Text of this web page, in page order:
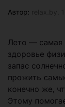
Автор:
Лето — самая
здоровье
запас
прожить
конечно же,
Этому